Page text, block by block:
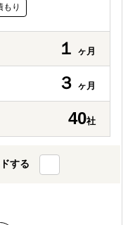
もり
１ ヶ月
３ ヶ月
40社
する